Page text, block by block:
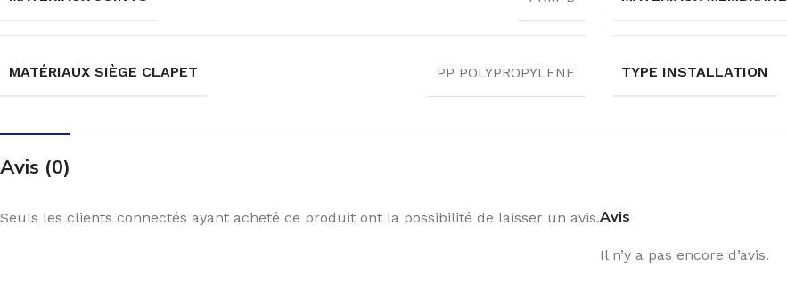
MATÉRIAUX SIÈGE CLAPET PP POLYPROPYLENE TYPE INSTALLATION
Avis (0)
Avis
Il n’y a pas encore d’avis.
Seuls les clients connectés ayant acheté ce produit ont la possibilité de laisser un avis.